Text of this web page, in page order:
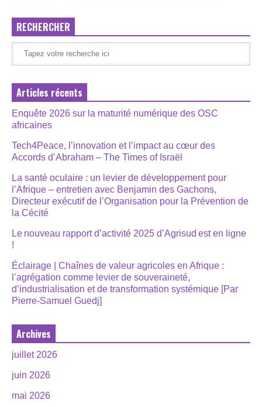
RECHERCHER
Articles récents
Enquête 2026 sur la maturité numérique des OSC
africaines
Tech4Peace, l’innovation et l’impact au cœur des
Accords d’Abraham – The Times of Israël
La santé oculaire : un levier de développement pour
l’Afrique – entretien avec Benjamin des Gachons,
Directeur exécutif de l’Organisation pour la Prévention de
la Cécité
Le nouveau rapport d’activité 2025 d’Agrisud est en ligne
!
Éclairage | Chaînes de valeur agricoles en Afrique :
l’agrégation comme levier de souveraineté,
d’industrialisation et de transformation systémique [Par
Pierre-Samuel Guedj]
Archives
juillet 2026
juin 2026
mai 2026